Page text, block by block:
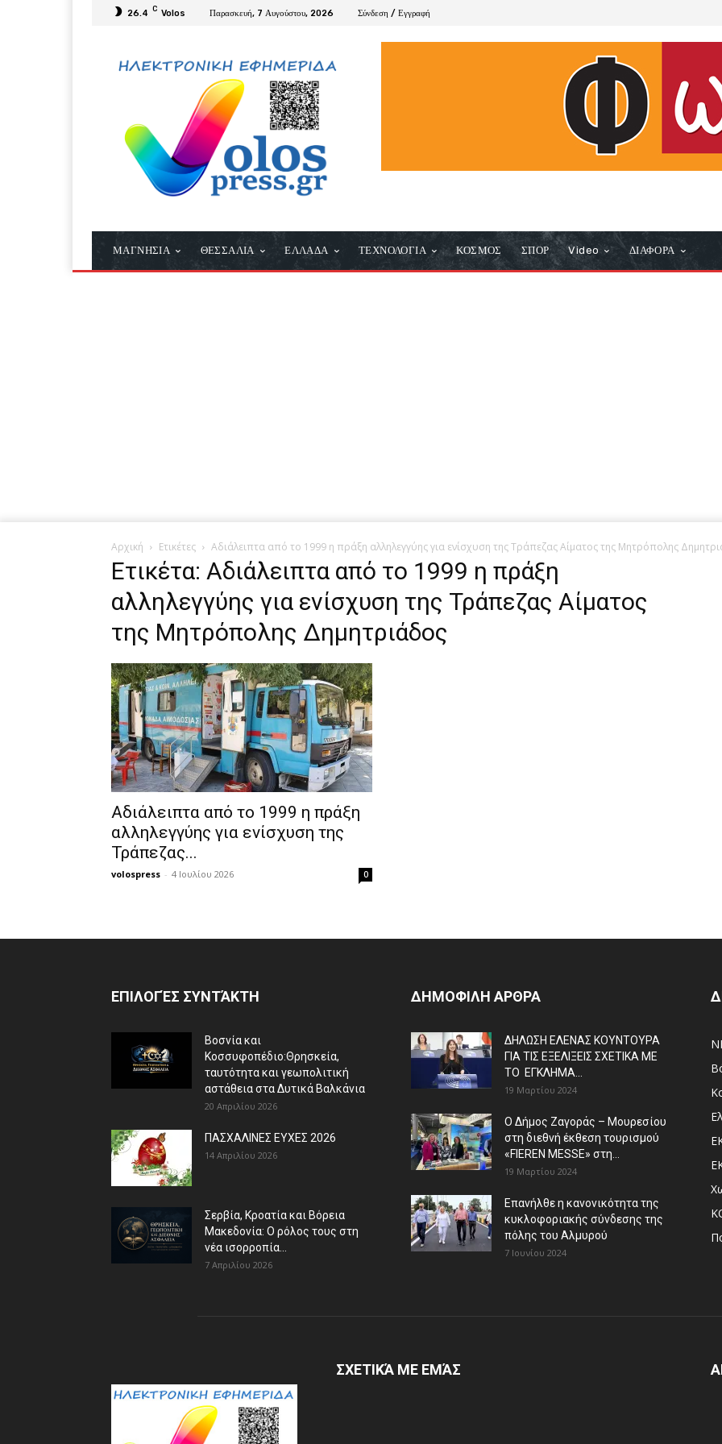
26.4 C Volos Παρασκευή, 7 Αυγούστου, 2026 Σύνδεση / Εγγραφή
ΜΑΓΝΗΣΙΑ ΘΕΣΣΑΛΙΑ ΕΛΛΑΔΑ ΤΕΧΝΟΛΟΓΙΑ ΚΟΣΜΟΣ ΣΠΟΡ Video ΔΙΑΦΟΡΑ
Αρχική Ετικέτες Αδιάλειπτα από το 1999 η πράξη αλληλεγγύης για ενίσχυση της Τράπεζας Αίματος της Μητρόπολης
Ετικέτα: Αδιάλειπτα από το 1999 η πράξη
αλληλεγγύης για ενίσχυση της Τράπεζας Αίματος
της Μητρόπολης Δημητριάδος
Αδιάλειπτα από το 1999 η πράξη
αλληλεγγύης για ενίσχυση της
Τράπεζας...
volospress - 4 Ιουλίου 2026 0
ΕΠΙΛΟΓΈΣ ΣΥΝΤΆΚΤΗ
Βοσνία και
Κοσσυφοπέδιο:Θρησκεία,
ταυτότητα και γεωπολιτική
αστάθεια στα Δυτικά Βαλκάνια
20 Απριλίου 2026
ΠΑΣΧΑΛΙΝΕΣ ΕΥΧΕΣ 2026
14 Απριλίου 2026
Σερβία, Κροατία και Βόρεια
Μακεδονία: Ο ρόλος τους στη
νέα ισορροπία...
7 Απριλίου 2026
ΔΗΜΟΦΙΛΗ ΑΡΘΡΑ
ΔΗΛΩΣΗ ΕΛΕΝΑΣ ΚΟΥΝΤΟΥΡΑ
ΓΙΑ ΤΙΣ ΕΞΕΛΙΞΕΙΣ ΣΧΕΤΙΚΑ ΜΕ
ΤΟ ΕΓΚΛΗΜΑ...
19 Μαρτίου 2024
Ο Δήμος Ζαγοράς – Μουρεσίου
στη διεθνή έκθεση τουρισμού
«FIEREN MESSE» στη...
19 Μαρτίου 2024
Επανήλθε η κανονικότητα της
κυκλοφοριακής σύνδεσης της
πόλης του Αλμυρού
7 Ιουνίου 2024
ΣΧΕΤΙΚΆ ΜΕ ΕΜΆΣ